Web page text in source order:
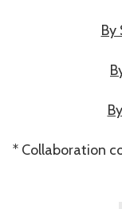
By
* Collaboration